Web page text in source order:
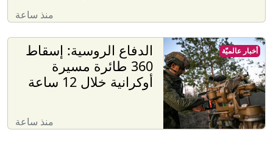
منذ ساعة
الدفاع الروسية: إسقاط
360 طائرة مسيرة
أوكرانية خلال 12 ساعة
منذ ساعة
أخبار عالميّة